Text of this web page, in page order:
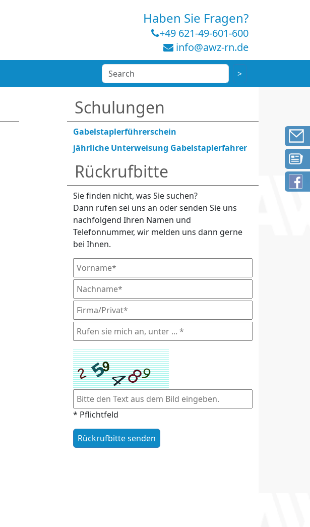
Haben Sie Fragen?
+49 621-49-601-600
info@awz-rn.de
Schulungen
Gabelstaplerführerschein
jährliche Unterweisung Gabelstaplerfahrer
Rückrufbitte
Sie finden nicht, was Sie suchen?
Dann rufen sei uns an oder senden Sie uns
nachfolgend Ihren Namen und
Telefonnummer, wir melden uns dann gerne
bei Ihnen.
* Pflichtfeld